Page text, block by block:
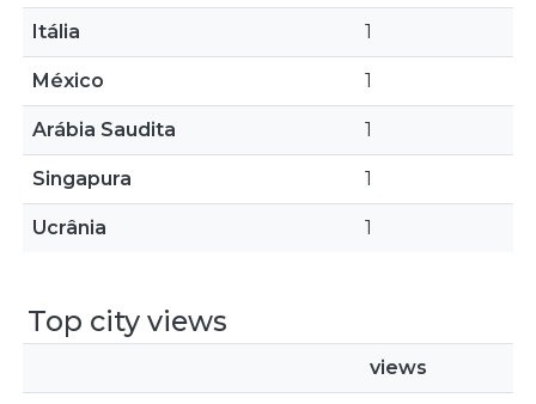
Itália 1
México 1
Arábia Saudita 1
Singapura 1
Ucrânia 1
Top city views
views